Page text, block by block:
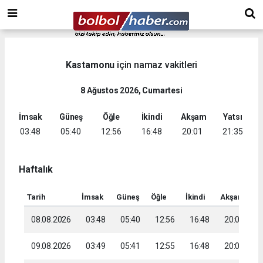
Kastamonu için namaz vakitleri
8 Ağustos 2026, Cumartesi
İmsak
03:48
Güneş
05:40
Öğle
12:56
İkindi
16:48
Akşam
20:01
Yatsı
21:35
Haftalık
Tarih İmsak Güneş Öğle İkindi Akşam
08.08.2026 03:48 05:40 12:56 16:48 20:01
09.08.2026 03:49 05:41 12:55 16:48 20:00